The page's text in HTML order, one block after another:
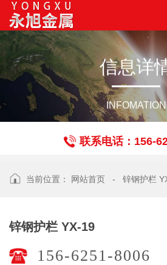
信息详
INFOMATION
联系电话：156-
当前位置： 网站首页 - 锌钢护栏
锌钢护栏 YX-19
156-6251-8006